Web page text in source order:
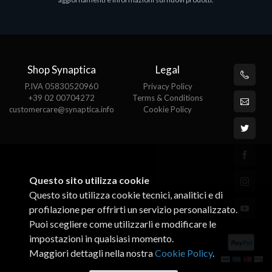
Shop Synaptica
P.IVA 05830520960
+39 02 00704272
customercare@synaptica.info
Legal
Privacy Policy
Terms & Conditions
Cookie Policy
Questo sito utilizza cookie
Questo sito utilizza cookie tecnici, analitici e di
profilazione per offrirti un servizio personalizzato.
Puoi scegliere come utilizzarli e modificare le
impostazioni in qualsiasi momento.
Maggiori dettagli nella nostraCookie Policy.